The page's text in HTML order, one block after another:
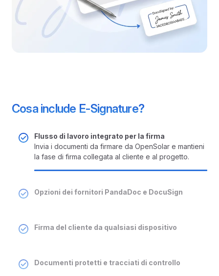
Cosa include E-Signature?
Flusso di lavoro integrato per la firma
Invia i documenti da firmare da OpenSolar e mantieni
la fase di firma collegata al cliente e al progetto.
Opzioni dei fornitori PandaDoc e DocuSign
Firma del cliente da qualsiasi dispositivo
Documenti protetti e tracciati di controllo